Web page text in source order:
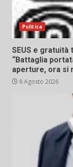
Politica
SEUS e gratuità
“Battaglia
aperture, ora si
8 Agosto 2026